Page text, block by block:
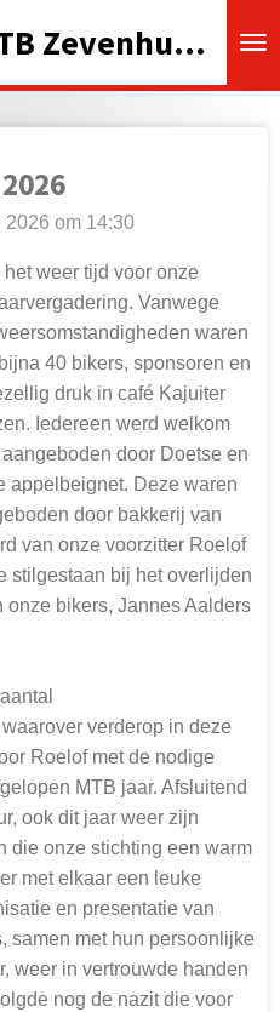
Stichting ATB Zevenhuizen
2026 om 14:30
weer tijd voor onze
Vanwege
waren
40 bikers, sponsoren en
druk in café Kajuiter
Iedereen werd welkom
door Doetse en
appelbeignet. Deze waren
door bakkerij van
van onze voorzitter Roelof
stilgestaan bij het overlijden
bikers, Jannes Aalders
verderop in deze
Roelof met de nodige
MTB jaar. Afsluitend
ook dit jaar weer zijn
die onze stichting een warm
met elkaar een leuke
en presentatie van
samen met hun persoonlijke
weer in vertrouwde handen
nog de nazit die voor